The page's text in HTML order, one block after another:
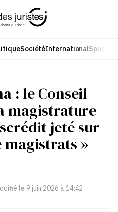
SociétéInternationalSport
: le Conseil
magistrature
jeté sur
magistrats »
le 9 juin 2026 à 14:42